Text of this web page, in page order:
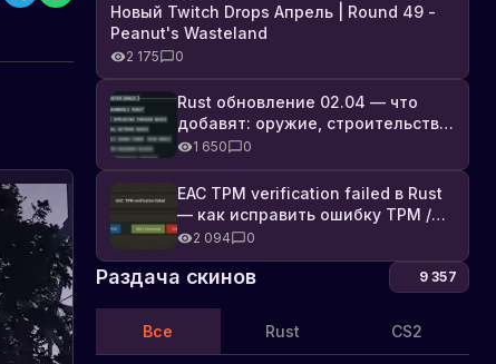
Обновление
баланса
PvP
в
игре
Rust:
устранение
игре
выпущено
обновление
баланса
Новый Twitch Drops Апрель | Round 49 -
Peanut's Wasteland
2 175 0
Rust обновление 02.04 — что
добавят: оружие, строительство,
технологии и Farming 2.5
1 650 0
EAC TPM verification failed в Rust
— как исправить ошибку TPM /
Secure Boot
2 094 0
Раздача скинов 9 357
Все Rust CS2